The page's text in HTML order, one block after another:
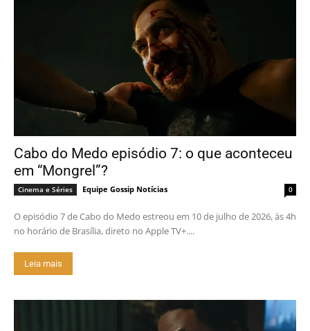
Cabo do Medo episódio 7: o que aconteceu
em “Mongrel”?
Cinema e Séries Equipe Gossip Notícias 0
O episódio 7 de Cabo do Medo estreou em 10 de julho de 2026, às 4h
no horário de Brasília, direto no Apple TV+....
Leia mais